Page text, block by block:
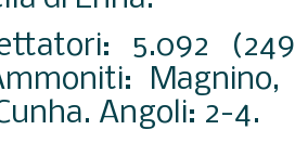
5.092
Magnino,
Angoli: 2-4.